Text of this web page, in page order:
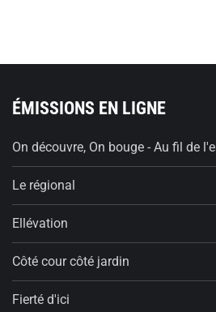
ÉMISSIONS EN LIGNE
On découvre, On bouge - Au fil de
Le régional
Ellévation
Côté cour côté jardin
Fierté d'ici